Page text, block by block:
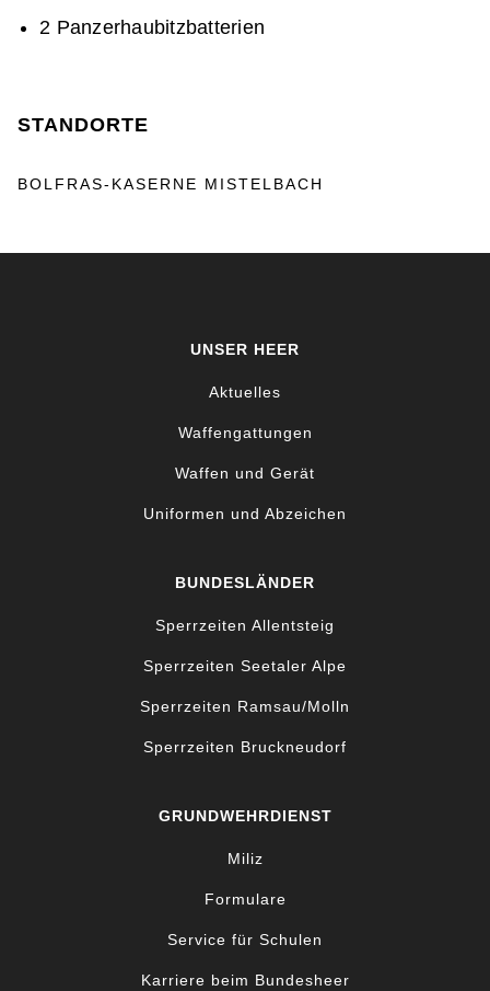
2 Panzerhaubitzbatterien
STANDORTE
BOLFRAS-KASERNE MISTELBACH
UNSER HEER
Aktuelles
Waffengattungen
Waffen und Gerät
Uniformen und Abzeichen
BUNDESLÄNDER
Sperrzeiten Allentsteig
Sperrzeiten Seetaler Alpe
Sperrzeiten Ramsau/Molln
Sperrzeiten Bruckneudorf
GRUNDWEHRDIENST
Miliz
Formulare
Service für Schulen
Karriere beim Bundesheer